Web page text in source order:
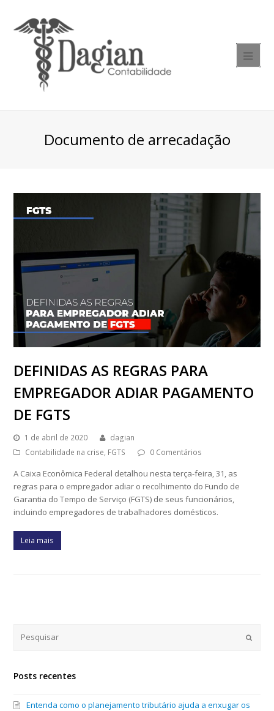
Documento de arrecadação
DEFINIDAS AS REGRAS PARA
EMPREGADOR ADIAR PAGAMENTO
DE FGTS
1 de abril de 2020
dagian
Contabilidade na crise, FGTS 0 Comentários
A Caixa Econômica Federal detalhou nesta terça-feira, 31, as
regras para o empregador adiar o recolhimento do Fundo de
Garantia do Tempo de Serviço (FGTS) de seus funcionários,
incluindo empregadores de trabalhadores domésticos.
Leia mais
Submit
Posts recentes
Entenda como o planejamento tributário ajuda a enxugar os